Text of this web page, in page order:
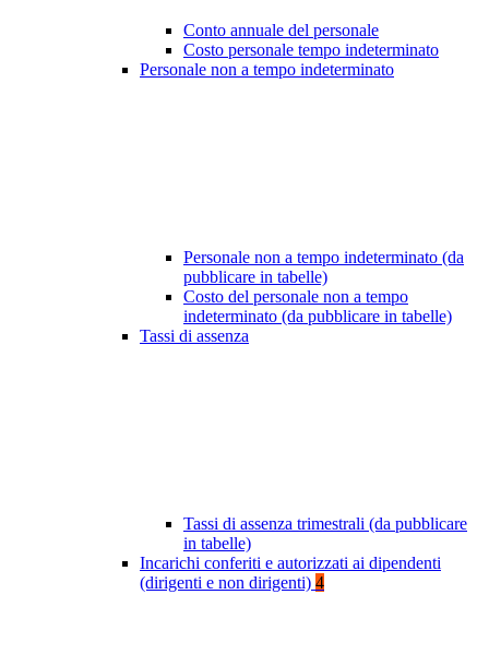
Conto annuale del personale
Costo personale tempo indeterminato
Personale non a tempo indeterminato
Personale non a tempo indeterminato (da
pubblicare in tabelle)
Costo del personale non a tempo
indeterminato (da pubblicare in tabelle)
Tassi di assenza
Tassi di assenza trimestrali (da pubblicare
in tabelle)
Incarichi conferiti e autorizzati ai dipendenti
(dirigenti e non dirigenti) 4